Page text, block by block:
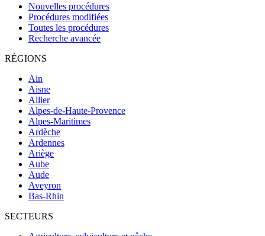
Nouvelles procédures
Procédures modifiées
Toutes les procédures
Recherche avancée
RÉGIONS
Ain
Aisne
Allier
Alpes-de-Haute-Provence
Alpes-Maritimes
Ardèche
Ardennes
Ariège
Aube
Aude
Aveyron
Bas-Rhin
SECTEURS